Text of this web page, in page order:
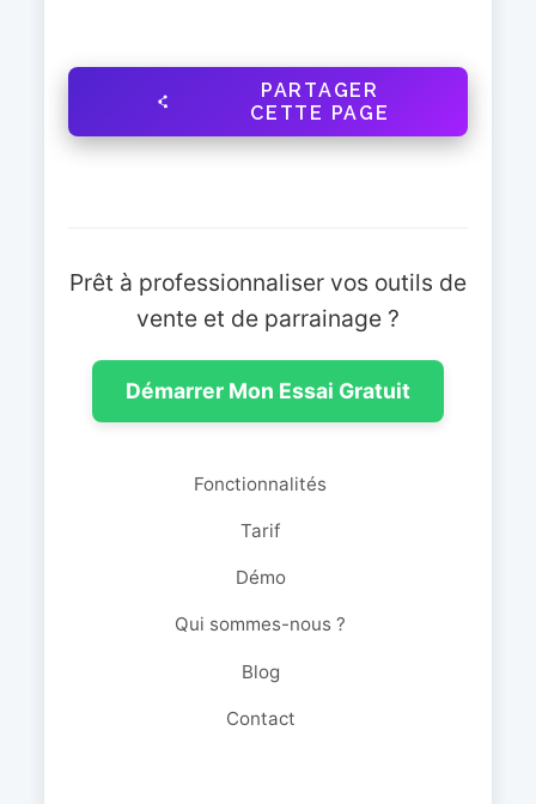
PARTAGER
CETTE PAGE
Prêt à professionnaliser vos outils de
vente et de parrainage ?
Démarrer Mon Essai Gratuit
Fonctionnalités
Tarif
Démo
Qui sommes-nous ?
Blog
Contact